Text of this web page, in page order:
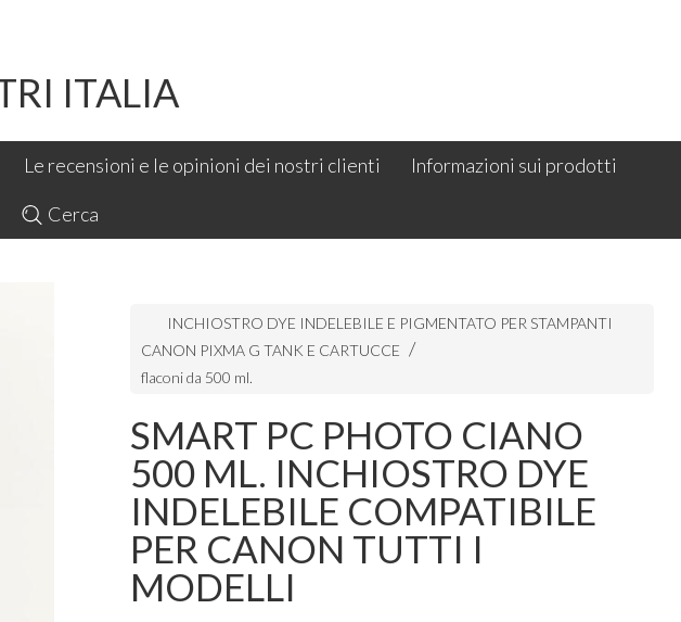
ITALIA
Le recensioni e le opinioni dei nostri clienti Informazioni sui prodotti
Cerca
INCHIOSTRO DYE INDELEBILE E PIGMENTATO PER STAMPANTI
CANON PIXMA G TANK E CARTUCCE
flaconi da 500 ml.
SMART PC PHOTO CIANO
500 ML. INCHIOSTRO DYE
INDELEBILE COMPATIBILE
PER CANON TUTTI I
MODELLI